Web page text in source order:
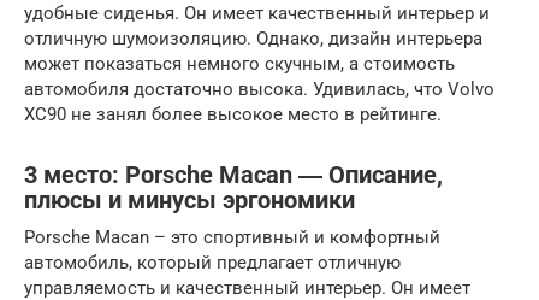
удобные сиденья. Он имеет качественный интерьер и
отличную шумоизоляцию. Однако, дизайн интерьера
может показаться немного скучным, а стоимость
автомобиля достаточно высока. Удивилась, что Volvo
XC90 не занял более высокое место в рейтинге.
3 место: Porsche Macan ― Описание,
плюсы и минусы эргономики
Porsche Macan – это спортивный и комфортный
автомобиль, который предлагает отличную
управляемость и качественный интерьер. Он имеет